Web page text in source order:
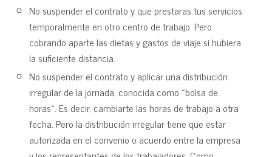
No suspender el contrato y que prestaras tus servicios
temporalmente en otro centro de trabajo. Pero
cobrando aparte las dietas y gastos de viaje si hubiera
la suficiente distancia.
No suspender el contrato y aplicar una distribución
irregular de la jornada, conocida como «bolsa de
horas». Es decir, cambiarte las horas de trabajo a otra
fecha. Pero la distribución irregular tiene que estar
autorizada en el convenio o acuerdo entre la empresa